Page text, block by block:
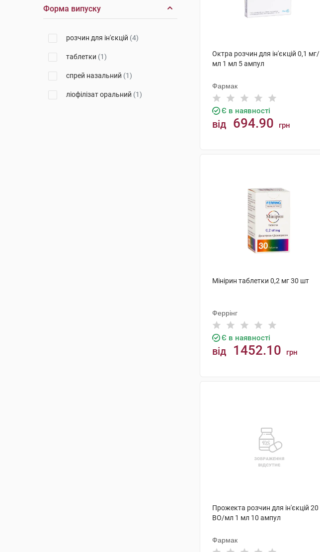
Форма випуску
розчин для ін'єкцій (4)
таблетки (1)
спрей назальний (1)
ліофілізат оральний (1)
Октра розчин для ін'єкцій 0,1 мг/
мл 1 мл 5 ампул
Фармак
Є в наявності
від 694.90 грн
Мінірин таблетки 0,2 мг 30 шт
Феррінг
Є в наявності
від 1452.10 грн
Прожекта розчин для ін'єкцій 20
ВО/мл 1 мл 10 ампул
Фармак